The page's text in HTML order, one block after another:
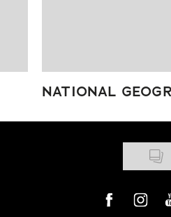
NATIONAL
Visit us onVisit us